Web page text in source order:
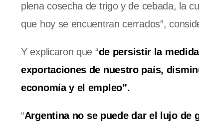
plena cosecha de trigo y de cebada, la
que hoy se encuentran cerrados”,
Y explicaron que “de persistir la
exportaciones de nuestro país,
economía y el empleo”.
“Argentina no se puede dar el lujo de